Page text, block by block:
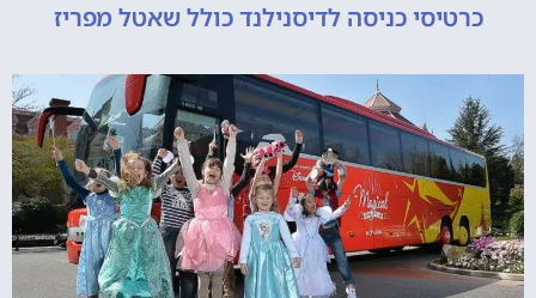
כרטיסי כניסה לדיסנילנד כולל שאטל מפריז